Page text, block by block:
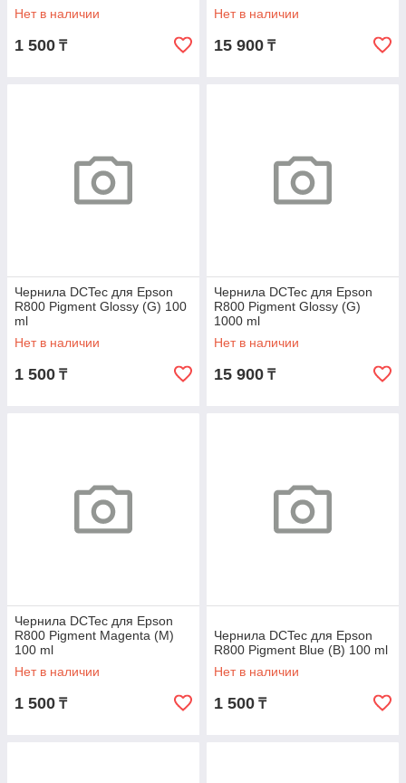
Нет в наличии
1 500 ₸
Нет в наличии
15 900 ₸
Чернила DCTec для Epson
R800 Pigment Glossy (G) 100
ml
Нет в наличии
1 500 ₸
Чернила DCTec для Epson
R800 Pigment Glossy (G)
1000 ml
Нет в наличии
15 900 ₸
Чернила DCTec для Epson
R800 Pigment Magenta (M)
100 ml
Нет в наличии
1 500 ₸
Чернила DCTec для Epson
R800 Pigment Blue (B) 100 ml
Нет в наличии
1 500 ₸